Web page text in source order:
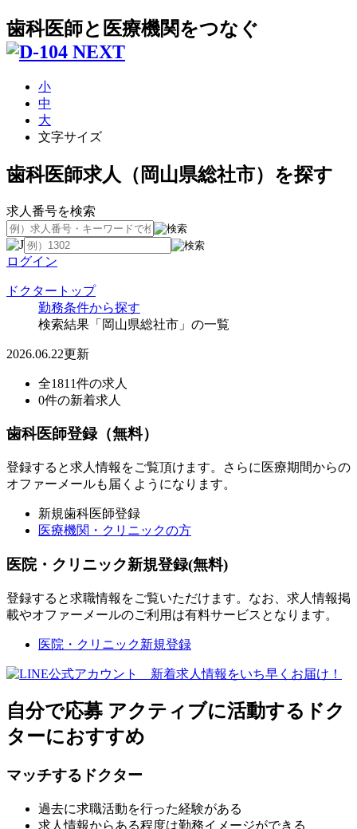
歯科医師と医療機関をつなぐ
小
中
大
文字サイズ
歯科医師求人（岡山県総社市）を探す
求人番号を検索
ログイン
ドクタートップ
勤務条件から探す
検索結果「岡山県総社市」の一覧
2026.06.22更新
全1811件の求人
0件の新着求人
歯科医師登録（無料）
登録すると求人情報をご覧頂けます。さらに医療期間からの
オファーメールも届くようになります。
新規歯科医師登録
医療機関・クリニックの方
医院・クリニック新規登録(無料)
登録すると求職情報をご覧いただけます。なお、求人情報掲
載やオファーメールのご利用は有料サービスとなります。
医院・クリニック新規登録
自分で応募 アクティブに活動するドク
ターにおすすめ
マッチするドクター
過去に求職活動を行った経験がある
求人情報からある程度は勤務イメージができる